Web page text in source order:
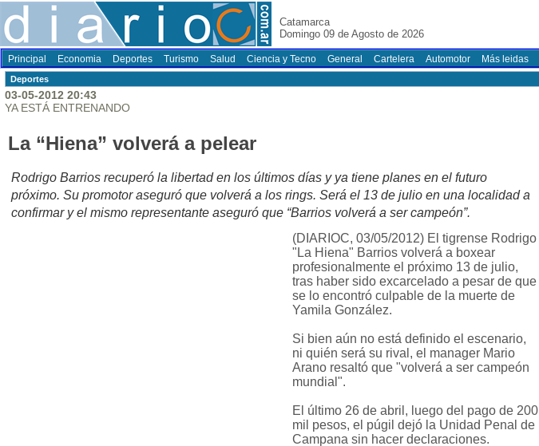
Catamarca
Domingo 09 de Agosto de 2026
Principal Economia Deportes Turismo Salud Ciencia y Tecno General Cartelera Automotor Más leidas
Deportes
03-05-2012 20:43
YA ESTÁ ENTRENANDO
La “Hiena” volverá a pelear
Rodrigo Barrios recuperó la libertad en los últimos días y ya tiene planes en el futuro
próximo. Su promotor aseguró que volverá a los rings. Será el 13 de julio en una localidad a
confirmar y el mismo representante aseguró que “Barrios volverá a ser campeón”.
(DIARIOC, 03/05/2012) El tigrense Rodrigo
"La Hiena" Barrios volverá a boxear
profesionalmente el próximo 13 de julio,
tras haber sido excarcelado a pesar de que
se lo encontró culpable de la muerte de
Yamila González.
Si bien aún no está definido el escenario,
ni quién será su rival, el manager Mario
Arano resaltó que "volverá a ser campeón
mundial".
El último 26 de abril, luego del pago de 200
mil pesos, el púgil dejó la Unidad Penal de
Campana sin hacer declaraciones.